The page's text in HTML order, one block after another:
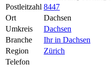
Postleitzahl 8447
Ort
Dachsen
Umkreis
Dachsen
Branche
Ihr in Dachsen
Region
Zürich
Telefon